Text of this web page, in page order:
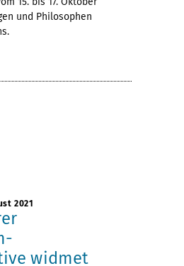
und Philosophen
2021
widmet